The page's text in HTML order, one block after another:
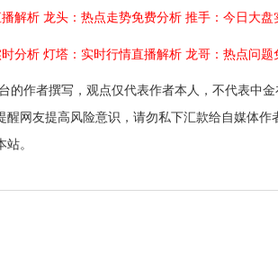
解析 龙头：热点走势免费分析 推手：今日大盘
分析 灯塔：实时行情直播解析 龙哥：热点问题
的作者撰写，观点仅代表作者本人，不代表中
网友提高风险意识，请勿私下汇款给自媒体
。